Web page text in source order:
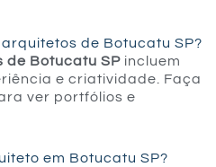
de Botucatu SP?
de Botucatu SP incluem
e criatividade. Faça
ver portfólios e
em Botucatu SP?